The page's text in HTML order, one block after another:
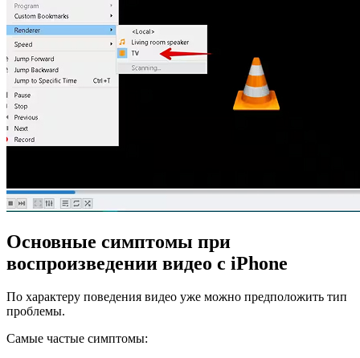
Основные симптомы при
воспроизведении видео с iPhone
По характеру поведения видео уже можно предположить тип
проблемы.
Самые частые симптомы: